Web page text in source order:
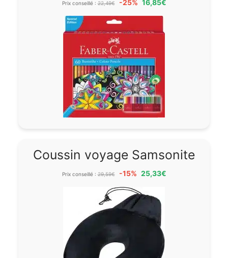
Prix conseillé :22,49€ -25% 16,85€
Coussin voyage Samsonite
Prix conseillé :29,59€ -15% 25,33€